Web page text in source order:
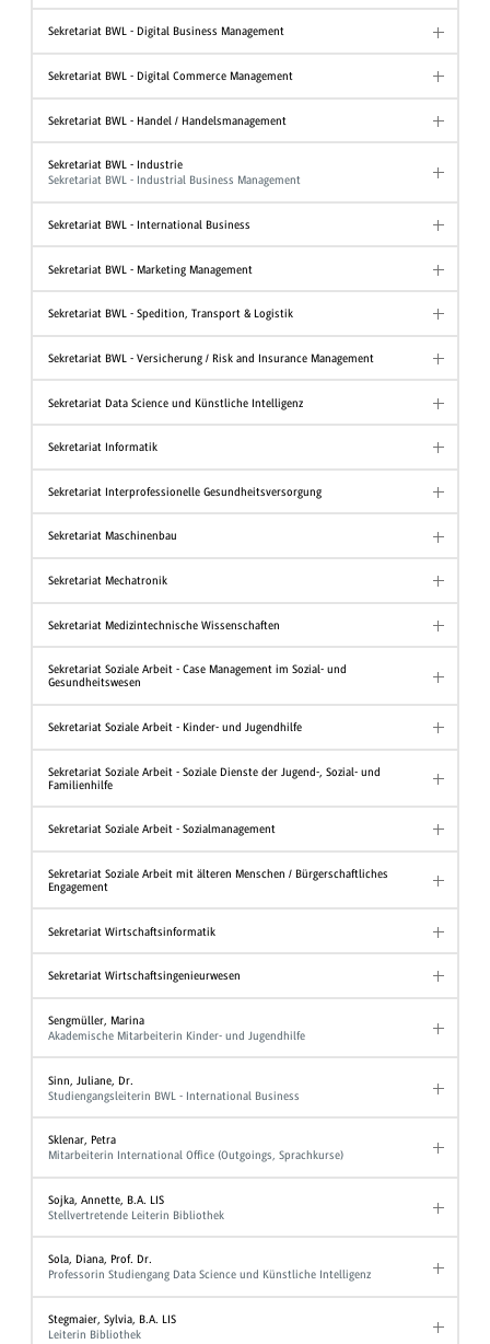
Sekretariat BWL - Digital Business Management
Sekretariat BWL - Digital Commerce Management
Sekretariat BWL - Handel / Handelsmanagement
Sekretariat BWL - Industrie
Sekretariat BWL - Industrial Business Management
Sekretariat BWL - International Business
Sekretariat BWL - Marketing Management
Sekretariat BWL - Spedition, Transport & Logistik
Sekretariat BWL - Versicherung / Risk and Insurance Management
Sekretariat Data Science und Künstliche Intelligenz
Sekretariat Informatik
Sekretariat Interprofessionelle Gesundheitsversorgung
Sekretariat Maschinenbau
Sekretariat Mechatronik
Sekretariat Medizintechnische Wissenschaften
Sekretariat Soziale Arbeit - Case Management im Sozial- und
Gesundheitswesen
Sekretariat Soziale Arbeit - Kinder- und Jugendhilfe
Sekretariat Soziale Arbeit - Soziale Dienste der Jugend-, Sozial- und
Familienhilfe
Sekretariat Soziale Arbeit - Sozialmanagement
Sekretariat Soziale Arbeit mit älteren Menschen / Bürgerschaftliches
Engagement
Sekretariat Wirtschaftsinformatik
Sekretariat Wirtschaftsingenieurwesen
Sengmüller, Marina
Akademische Mitarbeiterin Kinder- und Jugendhilfe
Sinn, Juliane, Dr.
Studiengangsleiterin BWL - International Business
Sklenar, Petra
Mitarbeiterin International Office (Outgoings, Sprachkurse)
Sojka, Annette, B.A. LIS
Stellvertretende Leiterin Bibliothek
Sola, Diana, Prof. Dr.
Professorin Studiengang Data Science und Künstliche Intelligenz
Stegmaier, Sylvia, B.A. LIS
Leiterin Bibliothek